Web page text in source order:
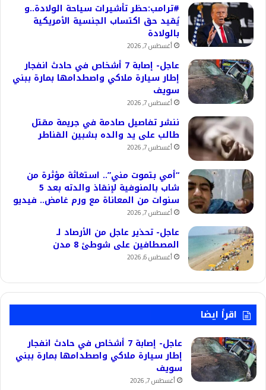
#ترامب:حظر تأشيرات سياحة الولادة..و
يُقيد حق اكتساب الجنسية الأمريكية
بالولادة
أغسطس 7, 2026
عاجل- إصابة 7 أشخاص في حادث انفجار
إطار سيارة ملاكي واصطدامها بمارة ببني
سويف
أغسطس 7, 2026
ننشر تفاصيل صادمة في جريمة مقتل
طالب على يد والده بشبين القناطر
أغسطس 7, 2026
“أمي بتموت مني”.. استغاثة مؤثرة من
شاب بالمنوفية لإنقاذ والدته بعد 5
سنوات من المعاناة مع ورم غامض.. فيديو
أغسطس 7, 2026
عاجل- تحذير عاجل من الأرصاد لـ
المصطافين على شوطئ 8 مدن
أغسطس 6, 2026
اقرأ ايضا
عاجل- إصابة 7 أشخاص في حادث انفجار
إطار سيارة ملاكي واصطدامها بمارة ببني
سويف
أغسطس 7, 2026